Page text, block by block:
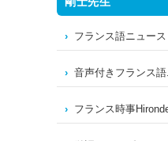
フランス語ニュース
音声付きフランス語
フランス時事